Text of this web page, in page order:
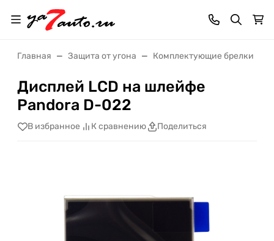
Главная Защита от угона Комплектующие брелки
Дисплей LCD на шлейфе
Pandora D-022
В избранное К сравнению Поделиться